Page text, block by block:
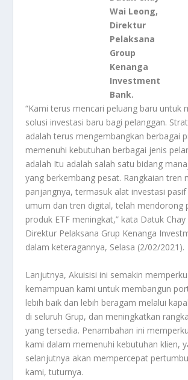
Wai Leong,
Direktur
Pelaksana
Group
Kenanga
Investment
Bank.
“Kami terus mencari peluang baru untuk
solusi investasi baru bagi pelanggan.
adalah terus mengembangkan berbagai
memenuhi kebutuhan berbagai jenis
adalah Itu adalah salah satu bidang
yang berkembang pesat. Rangkaian tren
panjangnya, termasuk alat investasi
umum dan tren digital, telah mendorong
produk ETF meningkat,” kata Datuk
Direktur Pelaksana Grup Kenanga
dalam keteragannya, Selasa (2/02/2021).
Lanjutnya, Akuisisi ini semakin
kemampuan kami untuk membangun
lebih baik dan lebih beragam melalui
di seluruh Grup, dan meningkatkan
yang tersedia. Penambahan ini
kami dalam memenuhi kebutuhan klien,
selanjutnya akan mempercepat
kami, tuturnya.